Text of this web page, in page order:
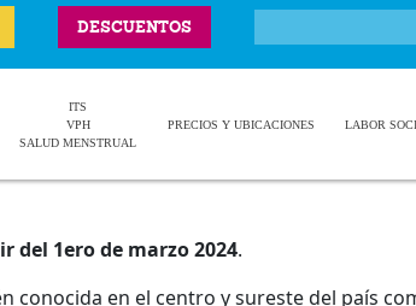
DESCUENTOS
ITS
VPH
SALUD MENSTRUAL
PRECIOS Y UBICACIONES LABOR
del 1ero de marzo 2024.
en el centro y sureste del país